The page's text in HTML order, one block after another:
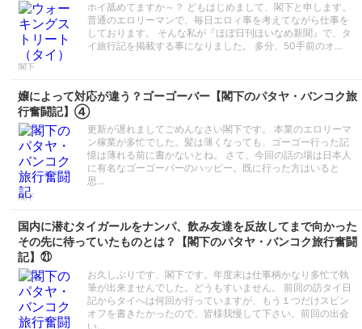
ホイ舐めてますか～？ どもはじめまして、閣下と申します。
普通のエロリーマンで、毎日エロィ事を考えてながら仕事を
しております。 そんな私が『ほぼ日刊ほいなめ新聞』で、タ
イ旅行記を掲載する事になりました。 多分、50手前のオ…
閣下
嬢によって対応が違う？ゴーゴーバー【閣下のパタヤ・バンコク旅
行奮闘記】④
更新が遅れましてごめんなさい閣下です。 本業のエロリーマ
ン稼業が多忙でした。髪は薄くなっても、ゴーゴー行った記
憶は薄れる前に書かないとね。 さて、今回の話の場は日本人
に有名なゴーゴーバーのハッピー。既に行った方はいると
思…
閣下
国内に潜むタイガールをナンパ、飲み友達を反故してまで向かった
その先に待っていたものとは？【閣下のパタヤ・バンコク旅行奮闘
記】㉑
お久しぶりです、閣下です。年度末は仕事柄かなり多忙で執
筆が出来ませんでした。どうもすいません。 前回の訪タイ日
記からタイへは何回か行っていますが、もう１つだけスピン
オフを書きたかったので、皆様我慢して下さい。前回の出会
い…